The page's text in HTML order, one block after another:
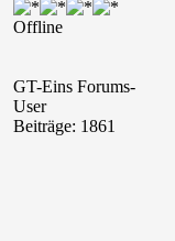
Offline
GT-Eins Forums-
User
Beiträge: 1861